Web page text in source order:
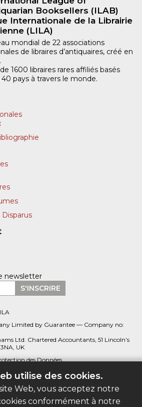
utilise des cookies.
Web, vous acceptez notre
conformément à notre
Booksellers (ILAB)
Internationale de la Librairie
(LILA)
mondial de 22 associations
de libraires d’antiquaires, créé en
1600 libraires rares affiliés basés
40 pays à travers le monde.
newsletter
S'INSCRIRE
Limited by Guarantee — Company no:
Ltd. Chartered Accountants, 51 Lincoln’s
UK
des Données